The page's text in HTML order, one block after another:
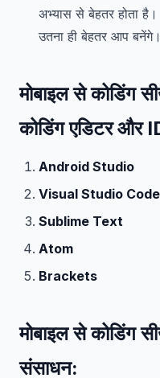
अभ्यास से बेहतर होता
उतना ही बेहतर आप बनेंगे।
मोबाइल से कोडिंग
कोडिंग एडिटर और
Android Studio
Visual Studio Code
Sublime Text
Atom
Brackets
मोबाइल से कोडिंग
संसाधन: